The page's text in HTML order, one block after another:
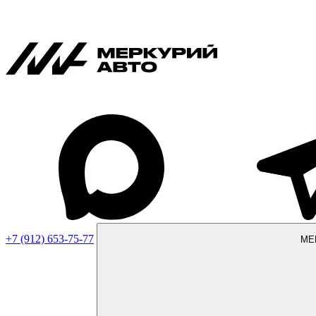
+7 (912) 653-75-77